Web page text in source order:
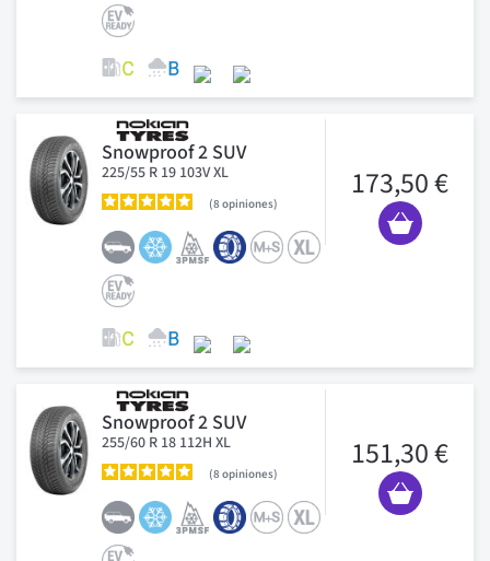
Snowproof 2 SUV
225/55 R 19 103V XL
8 opiniones
173,50 €
Snowproof 2 SUV
255/60 R 18 112H XL
8 opiniones
151,30 €